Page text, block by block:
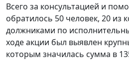
Всего за консультацией и
обратилось 50 человек, 20 из
должниками по
ходе акции был выявлен
которым значилась сумма в